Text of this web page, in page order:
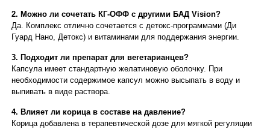
2. Можно ли сочетать КГ-ОФФ с другими БАД Vision?
Да. Комплекс отлично сочетается с детокс-программами (Ди
Гуард Нано, Детокс) и витаминами для поддержания энергии.
3. Подходит ли препарат для вегетарианцев?
Капсула имеет стандартную желатиновую оболочку. При
необходимости содержимое капсул можно высыпать в воду и
выпивать в виде раствора.
4. Влияет ли корица в составе на давление?
Корица добавлена в терапевтической дозе для мягкой регуляции